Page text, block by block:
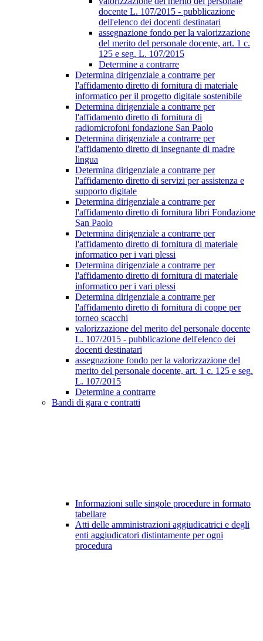
docente L. 107/2015 - pubblicazione
dell'elenco dei docenti destinatari
assegnazione fondo per la valorizzazione
del merito del personale docente, art. 1 c.
125 e seg. L. 107/2015
Determine a contrarre
Determina dirigenziale a contrarre per
l'affidamento diretto di fornitura di materiale
informatico per il progetto digitale sostenibile
Determina dirigenziale a contrarre per
l'affidamento diretto di fornitura di
radiomicrofoni fondazione San Paolo
Determina dirigenziale a contrarre per
l'affidamento diretto di insegnante di madre
lingua
Determina dirigenziale a contrarre per
l'affidamento diretto di servizi per assistenza e
supporto digitale
Determina dirigenziale a contrarre per
l'affidamento diretto di fornitura libri Fondazione
San Paolo
Determina dirigenziale a contrarre per
l'affidamento diretto di fornitura di materiale
informatico per i vari plessi
Determina dirigenziale a contrarre per
l'affidamento diretto di fornitura di materiale
informatico per i vari plessi
Determina dirigenziale a contrarre per
l'affidamento diretto di fornitura di coppe per
torneo scacchi
valorizzazione del merito del personale docente
L. 107/2015 - pubblicazione dell'elenco dei
docenti destinatari
assegnazione fondo per la valorizzazione del
merito del personale docente, art. 1 c. 125 e seg.
L. 107/2015
Determine a contrarre
Bandi di gara e contratti
Informazioni sulle singole procedure in formato
tabellare
Atti delle amministrazioni aggiudicatrici e degli
enti aggiudicatori distintamente per ogni
procedura